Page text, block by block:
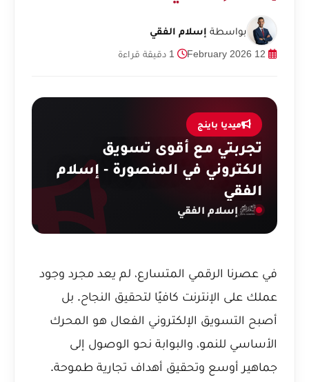
بواسطة إسلام الفقي
ميديا باينج
تجربتي مع أقوى تسويق
الكتروني في المنصورة - إسلام
الفقي
إسلام الفقي
في عصرنا الرقمي المتسارع، لم يعد مجرد وجود
عملك على الإنترنت كافيًا لتحقيق النجاح. بل
أصبح التسويق الإلكتروني الفعال هو المحرك
الأساسي للنمو، والبوابة نحو الوصول إلى
جماهير أوسع وتحقيق أهداف تجارية طموحة.